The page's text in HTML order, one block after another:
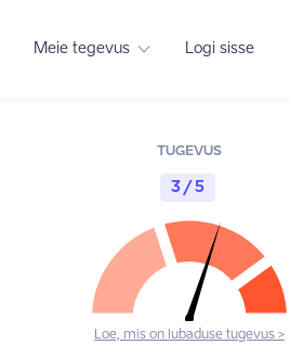
Meie tegevus Logi sisse
TUGEVUS
3 / 5
Loe, mis on lubaduse tugevus >